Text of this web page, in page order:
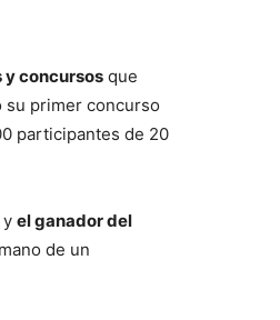
concursos que
su primer concurso
participantes de 20
y el ganador del
de un